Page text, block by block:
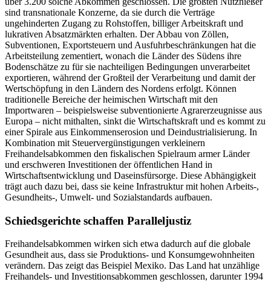
sind transnationale Konzerne, da sie durch die Verträge
ungehinderten Zugang zu Rohstoffen, billiger Arbeitskraft und
lukrativen Absatzmärkten erhalten. Der Abbau von Zöllen,
Subventionen, Exportsteuern und Ausfuhrbeschränkungen hat die
Arbeitsteilung zementiert, wonach die Länder des Südens ihre
Bodenschätze zu für sie nachteiligen Bedingungen unverarbeitet
exportieren, während der Großteil der Verarbeitung und damit der
Wertschöpfung in den Ländern des Nordens erfolgt. Können
traditionelle Bereiche der heimischen Wirtschaft mit den
Importwaren – beispielsweise subventionierte Agrarerzeugnisse aus
Europa – nicht mithalten, sinkt die Wirtschaftskraft und es kommt zu
einer Spirale aus Einkommenserosion und Deindustrialisierung. In
Kombination mit Steuervergünstigungen verkleinern
Freihandelsabkommen den fiskalischen Spielraum armer Länder
und erschweren Investitionen der öffentlichen Hand in
Wirtschaftsentwicklung und Daseinsfürsorge. Diese Abhängigkeit
trägt auch dazu bei, dass sie keine Infrastruktur mit hohen Arbeits-,
Gesundheits-, Umwelt- und Sozialstandards aufbauen.
Schiedsgerichte schaffen Paralleljustiz
Freihandelsabkommen wirken sich etwa dadurch auf die globale
Gesundheit aus, dass sie Produktions- und Konsumgewohnheiten
verändern. Das zeigt das Beispiel Mexiko. Das Land hat unzählige
Freihandels- und Investitionsabkommen geschlossen, darunter 1994